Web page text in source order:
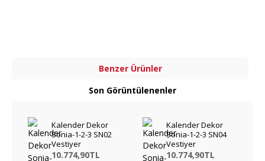
Benzer Ürünler
Son Görüntülenenler
Kalender Dekor
Sonia-1-2-3 SN02
Vestiyer
10.774,90TL
Kalender Dekor
Sonia-1-2-3 SN04
Vestiyer
10.774,90TL